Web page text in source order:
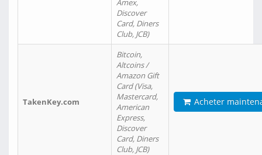
Amex,
Discover
Card, Diners
Club, JCB)
TakenKey.com
Bitcoin,
Altcoins /
Amazon Gift
Card (Visa,
Mastercard,
American
Express,
Discover
Card, Diners
Club, JCB)
Acheter